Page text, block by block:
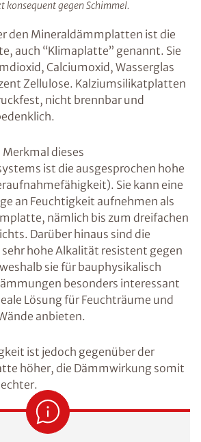
konsequent gegen Schimmel.
den Mineraldämmplatten ist die
auch “Klimaplatte” genannt. Sie
Calciumoxid, Wasserglas
Zellulose. Kalziumsilikatplatten
nicht brennbar und
dieses
ist die ausgesprochen hohe
Sie kann eine
an Feuchtigkeit aufnehmen als
nämlich bis zum dreifachen
Darüber hinaus sind die
hohe Alkalität resistent gegen
sie für bauphysikalisch
besonders interessant
Lösung für Feuchträume und
anbieten.
ist jedoch gegenüber der
höher, die Dämmwirkung somit